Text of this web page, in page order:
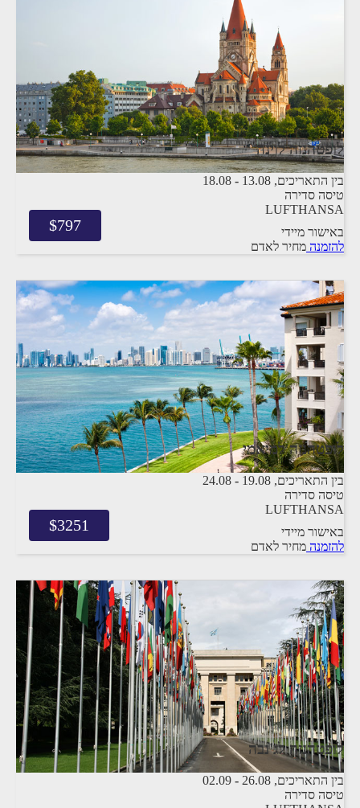
לופטהנזה לוינה
בין התאריכים, -
18.08
טיסה סדירה
LUFTHANSA
באישור מיידי
$797
להזמנה מחיר לאדם
לופטהנזה למיאמי
בין התאריכים, -
24.08
טיסה סדירה
LUFTHANSA
באישור מיידי
$3251
להזמנה מחיר לאדם
לופטהנזה לג'נבה
בין התאריכים, -
02.09
טיסה סדירה